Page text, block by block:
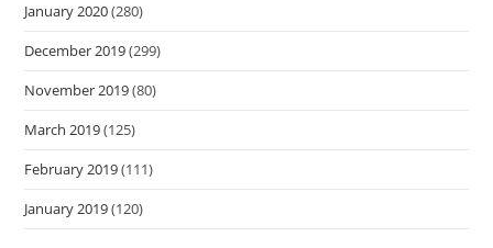
January 2020(280)
December 2019(299)
November 2019(80)
March 2019(125)
February 2019(111)
January 2019(120)